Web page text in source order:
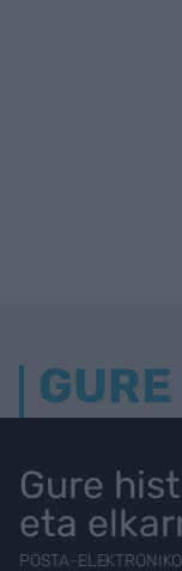
Gure
eta
POSTA-